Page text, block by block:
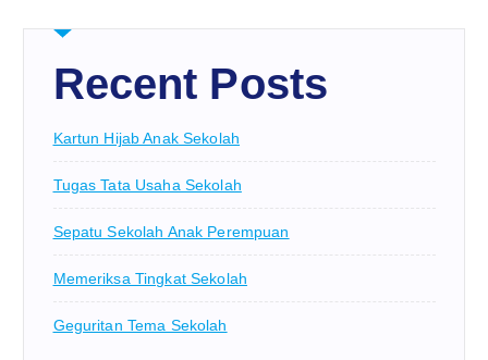
Recent Posts
Kartun Hijab Anak Sekolah
Tugas Tata Usaha Sekolah
Sepatu Sekolah Anak Perempuan
Memeriksa Tingkat Sekolah
Geguritan Tema Sekolah